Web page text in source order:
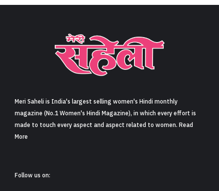
Meri Saheli is India's largest selling women's Hindi monthly
magazine (No.1 Women's Hindi Magazine), in which every effort is
made to touch every aspect and aspect related to women. Read
More
Follow us on: